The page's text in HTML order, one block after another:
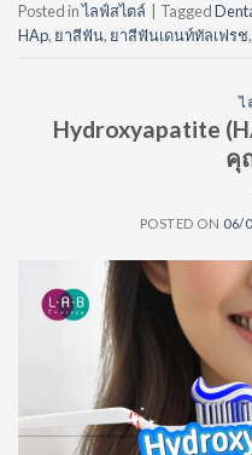
Posted inไลฟ์สไตล์ Tagged
HAp, ยาสีฟัน, ยาสีฟันเดนท์ทัลเฟรช,
ไ
Hydroxyapatite
คุ
POSTED ON 06/